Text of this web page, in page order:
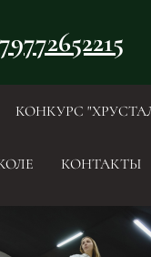
КОНКУРС
КОНТАКТЫ